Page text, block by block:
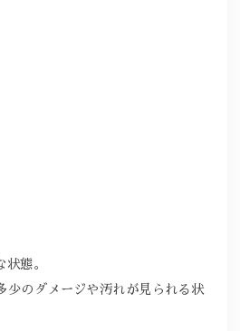
態。
少のダメージや汚れが見られる状